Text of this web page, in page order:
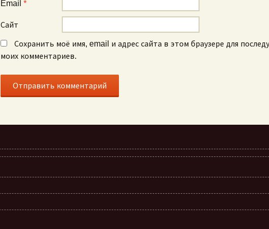
Email *
Сайт
Сохранить моё имя, email и адрес сайта в этом браузере для
моих комментариев.